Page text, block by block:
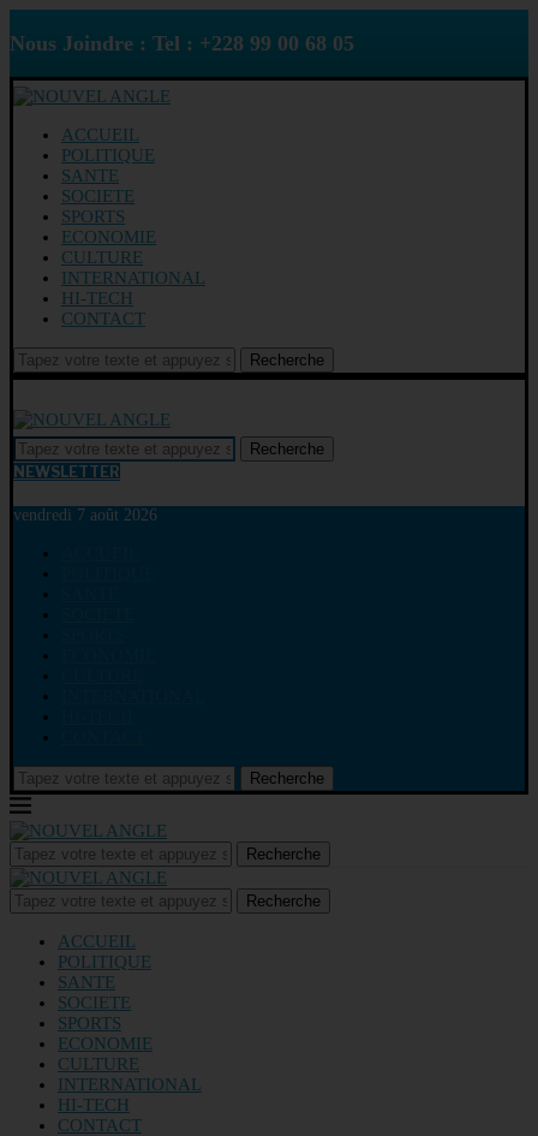
Nous Joindre : Tel : +228 99 00 68 05
ACCUEIL
POLITIQUE
SANTE
SOCIETE
SPORTS
ECONOMIE
CULTURE
INTERNATIONAL
HI-TECH
CONTACT
Recherche
Recherche
NEWSLETTER
vendredi 7 août 2026
Recherche
Recherche
Recherche
ACCUEIL
POLITIQUE
SANTE
SOCIETE
SPORTS
ECONOMIE
CULTURE
INTERNATIONAL
HI-TECH
CONTACT